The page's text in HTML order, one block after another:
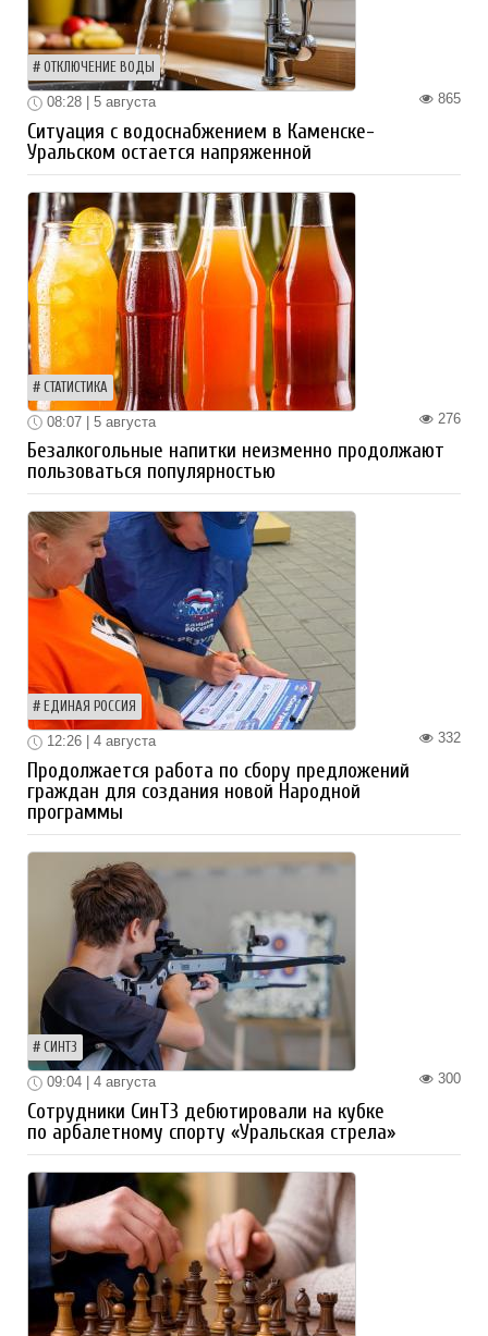
ОТКЛЮЧЕНИЕ ВОДЫ
865
08:28 | 5 августа
Ситуация с водоснабжением в Каменске-
Уральском остается напряженной
СТАТИСТИКА
276
08:07 | 5 августа
Безалкогольные напитки неизменно продолжают
пользоваться популярностью
ЕДИНАЯ РОССИЯ
332
12:26 | 4 августа
Продолжается работа по сбору предложений
граждан для создания новой Народной
программы
СИНТЗ
300
09:04 | 4 августа
Сотрудники СинТЗ дебютировали на кубке
по арбалетному спорту «Уральская стрела»